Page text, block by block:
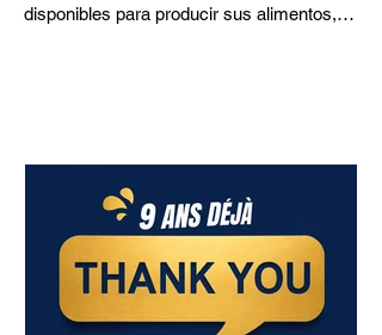
disponibles para producir sus alimentos,